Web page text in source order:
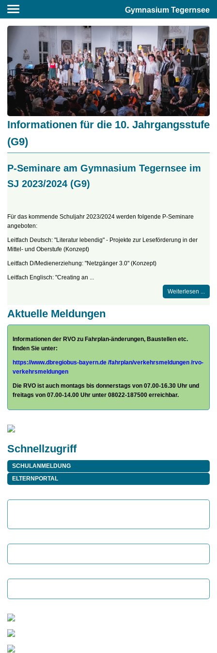
Aktuelle Meldungen
Informationen der RVO zu Fahrplan-änderungen, Baustellen etc.
finden Sie unter:
https://www.dbregiobus-bayern.de /fahrplan/verkehrsmeldungen /rvo-
verkehrsmeldungen
Die RVO ist auch montags bis donnerstags von 07.00-16.30 Uhr und
freitags von 07.00-14.00 Uhr unter 08022-187500 erreichbar.
Schnellzugriff
SCHULANMELDUNG
ELTERNPORTAL
Informationen für die 10. Jahrgangsstufe
(G9)
P-Seminare am Gymnasium Tegernsee im
SJ 2023/2024 (G9)
Für das kommende Schuljahr 2023/2024 werden folgende P-Seminare
angeboten:
Leitfach Deutsch: "Literatur lebendig" - Projekte zur Leseförderung in der
Mittel- und Oberstufe (Konzept)
Leitfach D/Medienerziehung: "Netzgänger 3.0" (Konzept)
Leitfach Englisch: "Creating an ...
Weiterlesen ...
Gymnasium Tegernsee